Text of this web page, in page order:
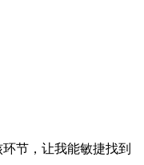
节，让我能敏捷找到